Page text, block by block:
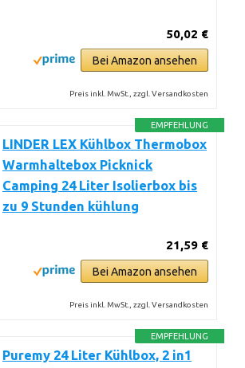
50,02 €
Bei Amazon ansehen
Preis inkl. MwSt., zzgl. Versandkosten
EMPFEHLUNG
LINDER LEX Kühlbox Thermobox
Warmhaltebox Picknick
Camping 24 Liter Isolierbox bis
zu 9 Stunden kühlung
21,59 €
Bei Amazon ansehen
Preis inkl. MwSt., zzgl. Versandkosten
EMPFEHLUNG
Puremy 24 Liter Kühlbox, 2 in1